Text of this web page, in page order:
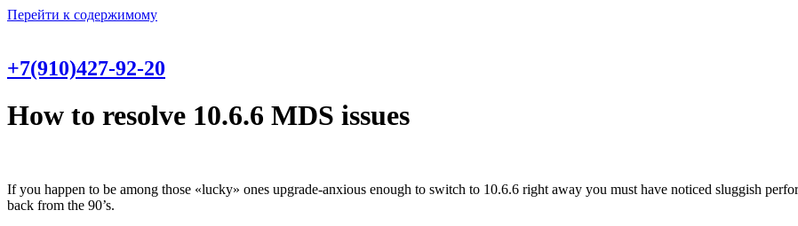
Перейти к содержимому
+7(910)427-92-20
How to resolve 10.6.6 MDS issues
If you happen to be among those «lucky» ones upgrade-anxious enough to switch to 10.6.6 right away you must have noticed sluggish
back from the 90’s.